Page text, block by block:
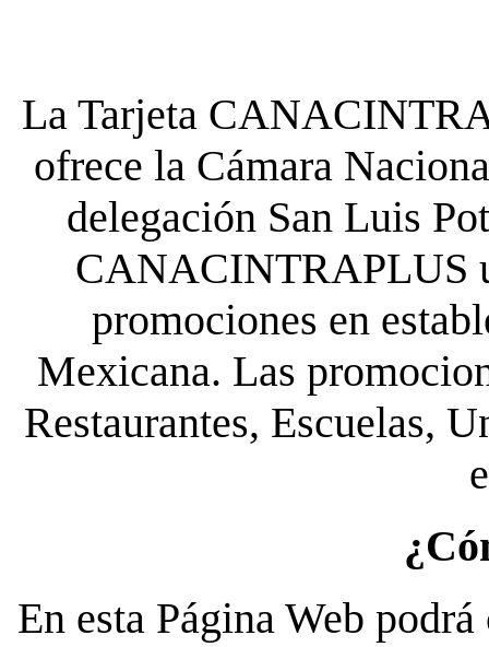
La Tarjeta
ofrece la Cámara
delegación San Luis
CANACINTRAPLUS
promociones en
Mexicana. Las
Restaurantes, Escuelas,
En esta Página Web